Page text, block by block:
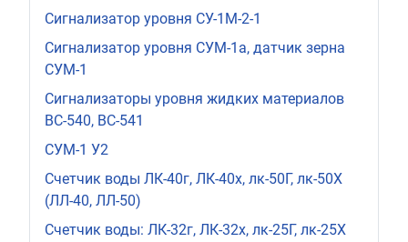
Сигнализатор уровня СУ-1М-2-1
Сигнализатор уровня СУМ-1а, датчик зерна
СУМ-1
Сигнализаторы уровня жидких материалов
ВС-540, ВС-541
СУМ-1 У2
Счетчик воды ЛК-40г, ЛК-40х, лк-50Г, лк-50Х
(ЛЛ-40, ЛЛ-50)
Счетчик воды: ЛК-32г, ЛК-32х, лк-25Г, лк-25Х